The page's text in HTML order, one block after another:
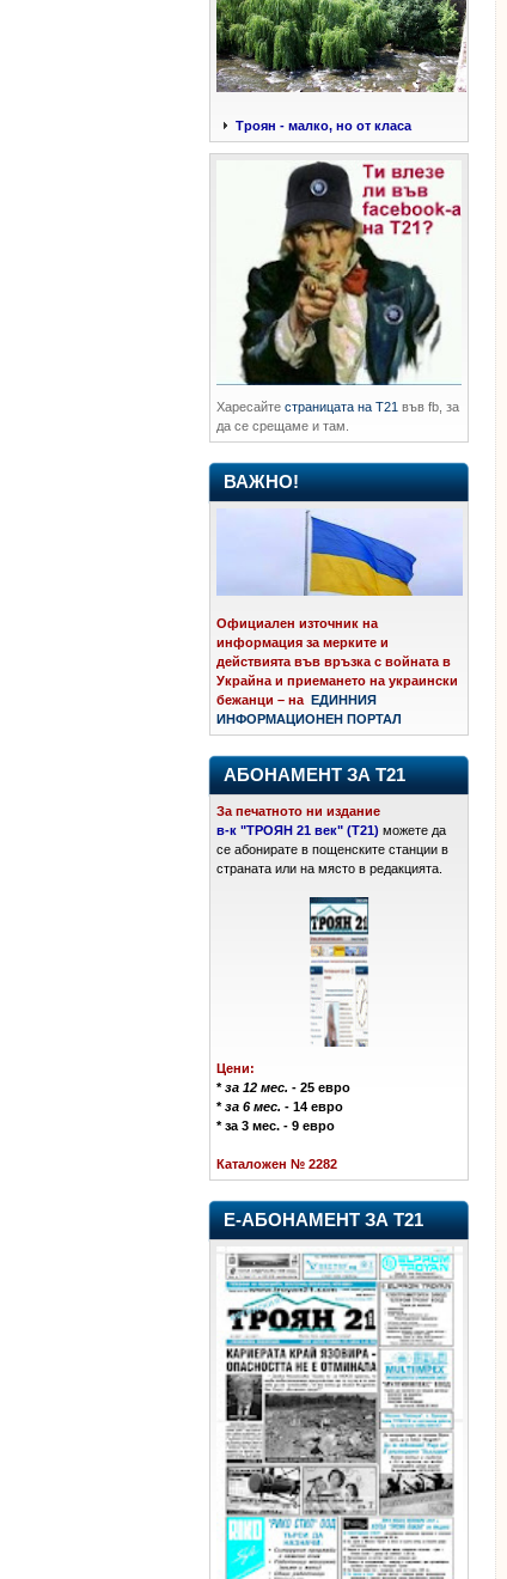
Троян - малко, но от класа
Харесайте страницата на Т21 във fb, за
да се срещаме и там.
ВАЖНО!
Официален източник на
информация за мерките и
действията във връзка с войната в
Украйна и приемането на украински
бежанци – на
ЕДИННИЯ
ИНФОРМАЦИОНЕН ПОРТАЛ
АБОНАМЕНТ ЗА Т21
За печатното ни издание
в-к "ТРОЯН 21 век" (Т21) можете да
се абонирате в пощенските станции в
страната или на място в редакцията.
Цени:
*за 12 мес. - 25 евро
*за 6 мес. - 14 евро
* за 3 мес. - 9 евро
Каталожен № 2282
Е-АБОНАМЕНТ ЗА Т21